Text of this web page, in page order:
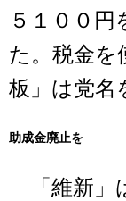
５１００
た。税金を
板」は党名
助成金廃止を
「維新」